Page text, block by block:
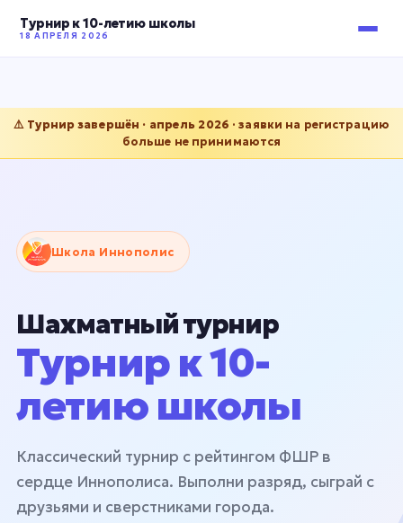
Турнир к 10-летию школы
18 АПРЕЛЯ 2026
⚠️ Турнир завершён · апрель 2026 · заявки на регистрацию
больше не принимаются
Школа Иннополис
Шахматный турнир
Турнир к 10-
летию школы
Классический турнир с рейтингом ФШР в
сердце Иннополиса. Выполни разряд, сыграй с
друзьями и сверстниками города.